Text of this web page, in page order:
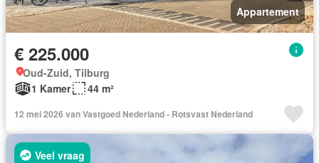
Appartement
€ 225.000
Oud-Zuid, Tilburg
1 Kamer
44 m²
12 mei 2026 van Vastgoed Nederland - Rotsvast Nederland
Veel vraag